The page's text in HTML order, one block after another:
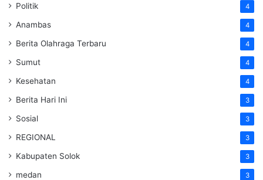
Politik 4
Anambas 4
Berita Olahraga Terbaru 4
Sumut 4
Kesehatan 4
Berita Hari Ini 3
Sosial 3
REGIONAL 3
Kabupaten Solok 3
medan 3